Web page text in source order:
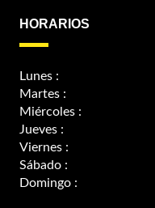
HORARIOS
Lunes :
Martes :
Miércoles :
Jueves :
Viernes :
Sábado :
Domingo :